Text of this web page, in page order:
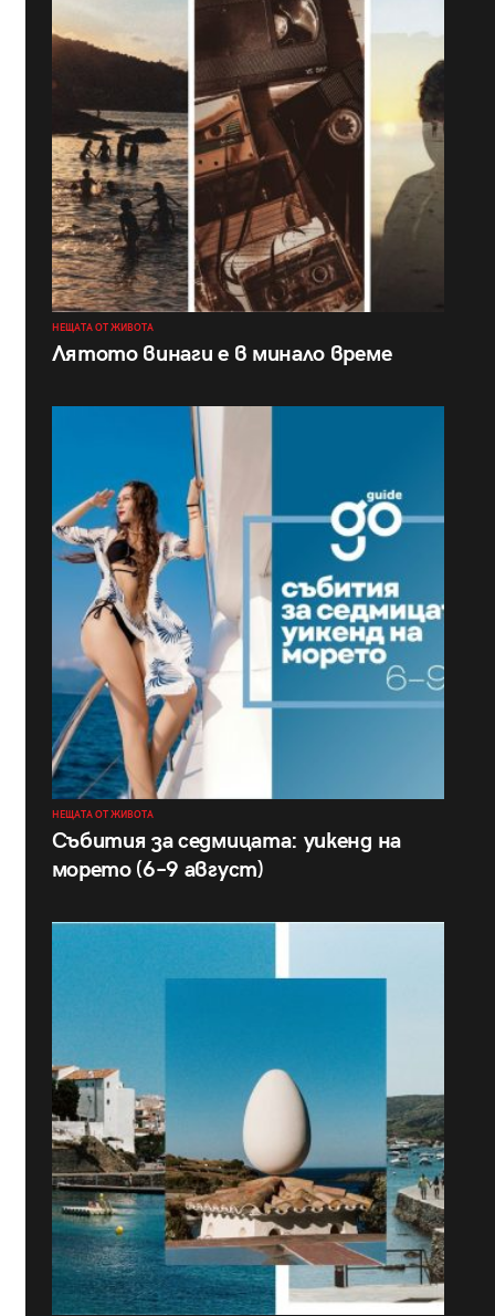
НЕЩАТА ОТ ЖИВОТА
Лятото винаги е в минало време
НЕЩАТА ОТ ЖИВОТА
Събития за седмицата: уикенд на
морето (6–9 август)